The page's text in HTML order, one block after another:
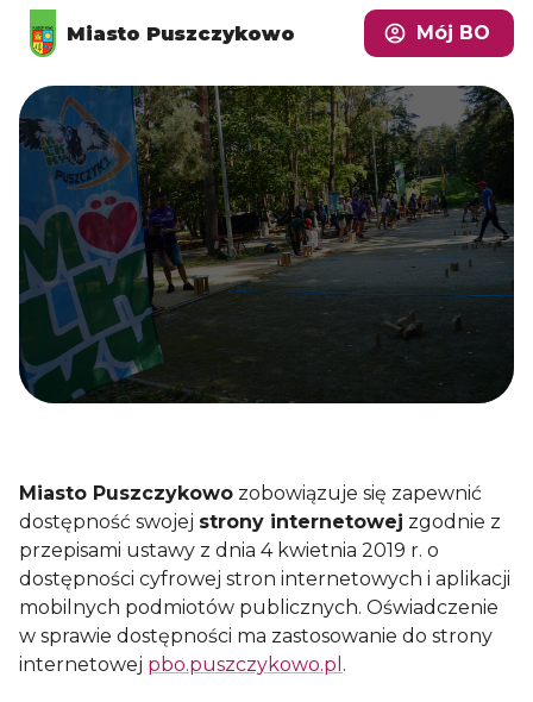
Miasto Puszczykowo Mój BO
Miasto Puszczykowo zobowiązuje się zapewnić
dostępność swojej strony internetowej zgodnie z
przepisami ustawy z dnia 4 kwietnia 2019 r. o
dostępności cyfrowej stron internetowych i aplikacji
mobilnych podmiotów publicznych. Oświadczenie
w sprawie dostępności ma zastosowanie do strony
internetowej pbo.puszczykowo.pl .